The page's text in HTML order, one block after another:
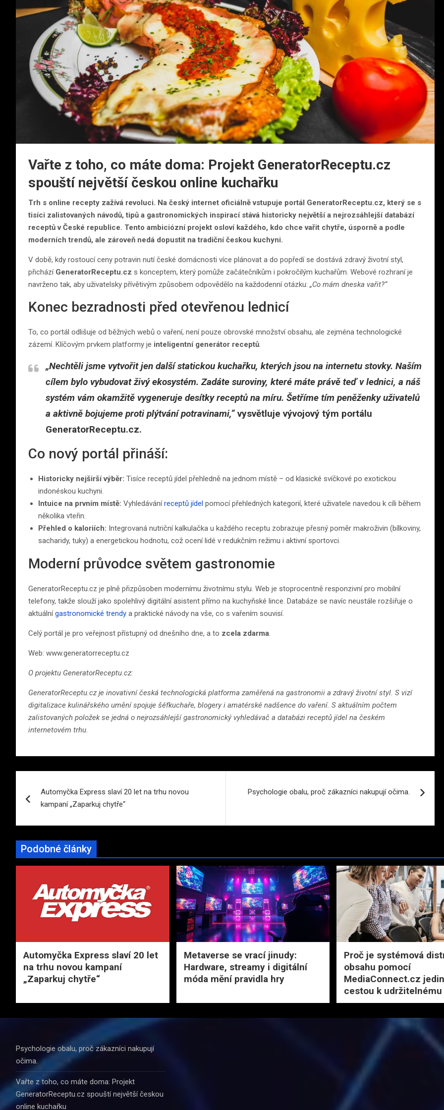
Vařte z toho, co máte doma: Projekt GeneratorReceptu.cz
spouští největší českou online kuchařku
Trh s online recepty zažívá revoluci. Na český internet oficiálně vstupuje portál GeneratorReceptu.cz, který se s
tisíci zalistovaných návodů, tipů a gastronomických inspirací stává historicky největší a nejrozsáhlejší databází
receptů v České republice. Tento ambiciózní projekt osloví každého, kdo chce vařit chytře, úsporně a podle
moderních trendů, ale zároveň nedá dopustit na tradiční českou kuchyni.
V době, kdy rostoucí ceny potravin nutí české domácnosti více plánovat a do popředí se dostává zdravý životní styl,
přichází GeneratorReceptu.cz s konceptem, který pomůže začátečníkům i pokročilým kuchařům. Webové rozhraní je
navrženo tak, aby uživatelsky přívětivým způsobem odpovědělo na každodenní otázku: „Co mám dneska vařit?“
Konec bezradnosti před otevřenou lednicí
To, co portál odlišuje od běžných webů o vaření, není pouze obrovské množství obsahu, ale zejména technologické
zázemí. Klíčovým prvkem platformy je inteligentní generátor receptů.
„Nechtěli jsme vytvořit jen další statickou kuchařku, kterých jsou na internetu stovky. Naším
cílem bylo vybudovat živý ekosystém. Zadáte suroviny, které máte právě teď v lednici, a náš
systém vám okamžitě vygeneruje desítky receptů na míru. Šetříme tím peněženky uživatelů
a aktivně bojujeme proti plýtvání potravinami,“ vysvětluje vývojový tým portálu
GeneratorReceptu.cz.
Co nový portál přináší:
Historicky nejširší výběr: Tisíce receptů jídel přehledně na jednom místě – od klasické svíčkové po exotickou
indonéskou kuchyni.
Intuice na prvním místě: Vyhledáváníreceptů jídel pomocí přehledných kategorií, které uživatele navedou k cíli během
několika vteřin.
Přehled o kaloriích: Integrovaná nutriční kalkulačka u každého receptu zobrazuje přesný poměr makroživin (bílkoviny,
sacharidy, tuky) a energetickou hodnotu, což ocení lidé v redukčním režimu i aktivní sportovci.
Moderní průvodce světem gastronomie
GeneratorReceptu.cz je plně přizpůsoben modernímu životnímu stylu. Web je stoprocentně responzivní pro mobilní
telefony, takže slouží jako spolehlivý digitální asistent přímo na kuchyňské lince. Databáze se navíc neustále rozšiřuje o
aktuálnígastronomické trendy a praktické návody na vše, co s vařením souvisí.
Celý portál je pro veřejnost přístupný od dnešního dne, a to zcela zdarma.
Web: www.generatorreceptu.cz
O projektu GeneratorReceptu.cz:
GeneratorReceptu.cz je inovativní česká technologická platforma zaměřená na gastronomii a zdravý životní styl. S vizí
digitalizace kulinářského umění spojuje šéfkuchaře, blogery i amatérské nadšence do vaření. S aktuálním počtem
zalistovaných položek se jedná o nejrozsáhlejší gastronomický vyhledávač a databázi receptů jídel na českém
internetovém trhu.
pro
příspěvek
Automyčka Express slaví 20 let na trhu novou
kampaní „Zaparkuj chytře“
Psychologie obalu, proč zákazníci nakupují očima.
Podobné články
Automyčka Express slaví 20 let
na trhu novou kampaní
„Zaparkuj chytře“
Metaverse se vrací jinudy:
Hardware, streamy i digitální
móda mění pravidla hry
Proč je systémová
obsahu pomocí
MediaConnect.cz
cestou k
Psychologie obalu, proč zákazníci nakupují
očima.
Vařte z toho, co máte doma: Projekt
GeneratorReceptu.cz spouští největší českou
online kuchařku